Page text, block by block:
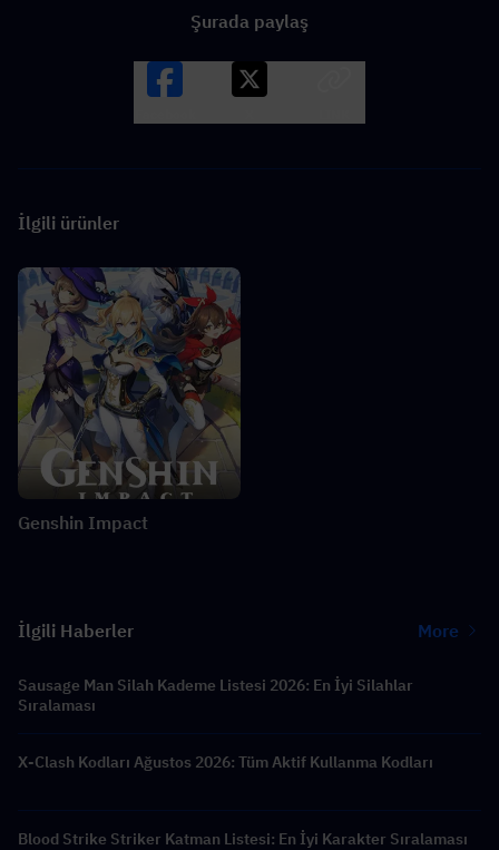
Şurada paylaş
İlgili ürünler
Genshin Impact
İlgili Haberler More
Sausage Man Silah Kademe Listesi 2026: En İyi Silahlar
Sıralaması
X-Clash Kodları Ağustos 2026: Tüm Aktif Kullanma Kodları
Blood Strike Striker Katman Listesi: En İyi Karakter Sıralaması